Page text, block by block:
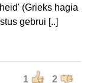
(Grieks hagia
gebrui [..]
1 2